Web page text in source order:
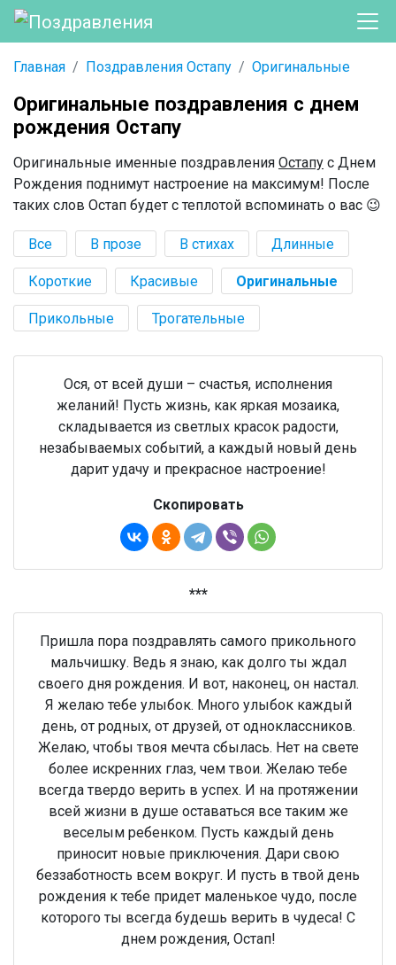
Главная Поздравления Остапу Оригинальные
Оригинальные поздравления с днем
рождения Остапу
Оригинальные именные поздравления Остапу с Днем
Рождения поднимут настроение на максимум! После
таких слов Остап будет с теплотой вспоминать о вас 😉
Все В прозе В стихах Длинные
Короткие Красивые Оригинальные
Прикольные Трогательные
Ося, от всей души – счастья, исполнения
желаний! Пусть жизнь, как яркая мозаика,
складывается из светлых красок радости,
незабываемых событий, а каждый новый день
дарит удачу и прекрасное настроение!
Скопировать
***
Пришла пора поздравлять самого прикольного
мальчишку. Ведь я знаю, как долго ты ждал
своего дня рождения. И вот, наконец, он настал.
Я желаю тебе улыбок. Много улыбок каждый
день, от родных, от друзей, от одноклассников.
Желаю, чтобы твоя мечта сбылась. Нет на свете
более искренних глаз, чем твои. Желаю тебе
всегда твердо верить в успех. И на протяжении
всей жизни в душе оставаться все таким же
веселым ребенком. Пусть каждый день
приносит новые приключения. Дари свою
беззаботность всем вокруг. И пусть в твой день
рождения к тебе придет маленькое чудо, после
которого ты всегда будешь верить в чудеса! С
днем рождения, Остап!